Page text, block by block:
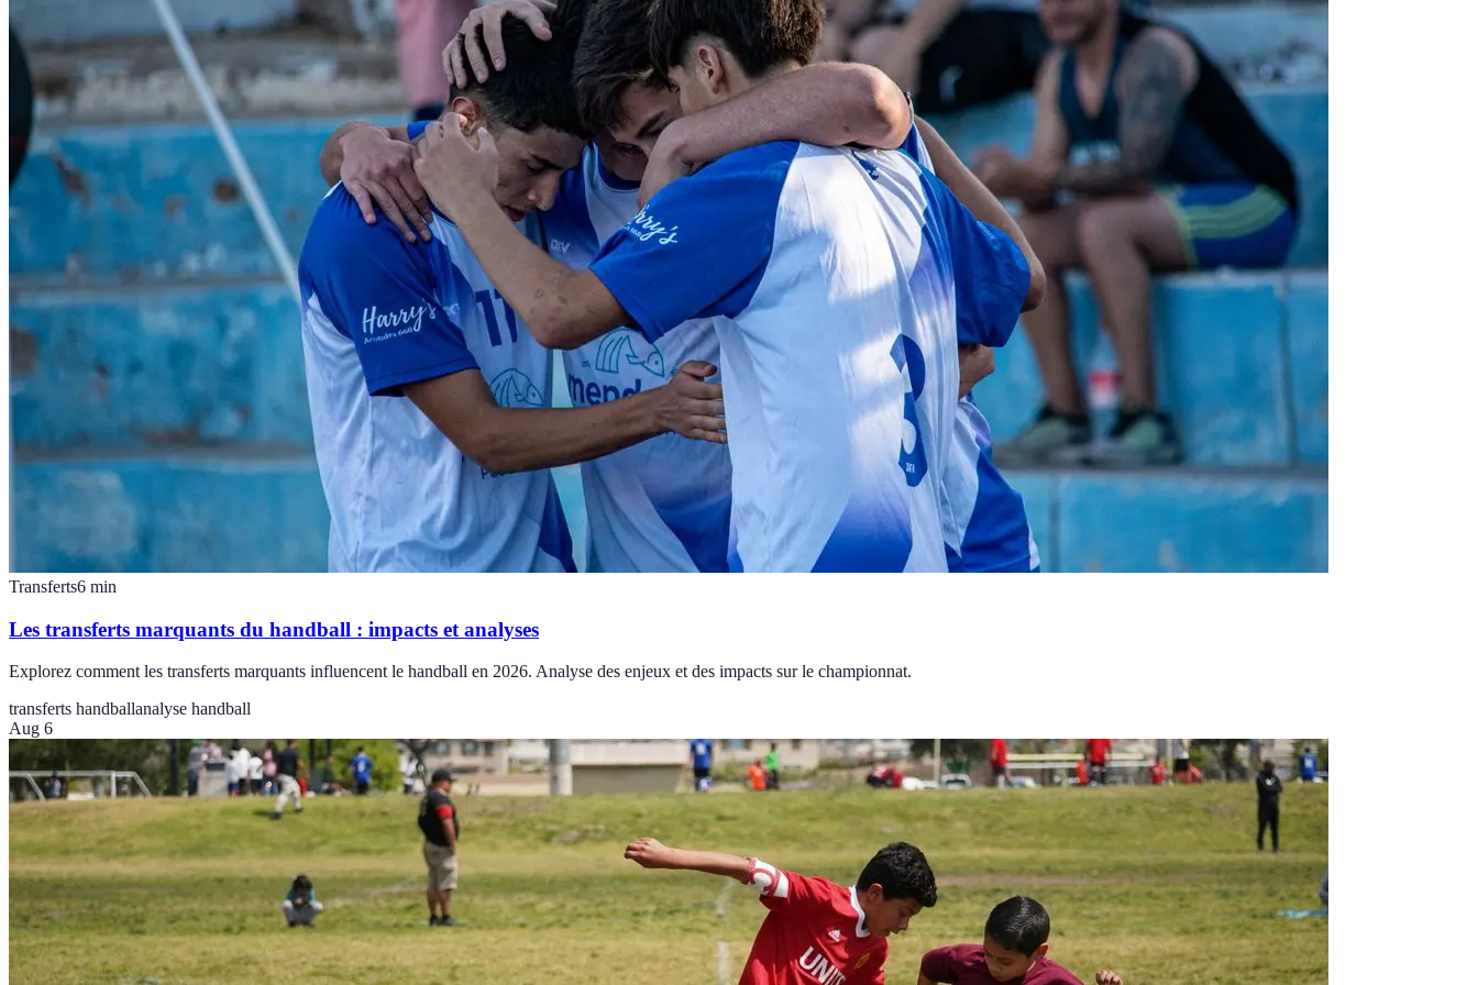
Transferts6 min
Les transferts marquants du handball : impacts et analyses
Explorez comment les transferts marquants influencent le handball en 2026. Analyse des enjeux et des impacts sur le championnat.
transferts handballanalyse handball
Aug 6